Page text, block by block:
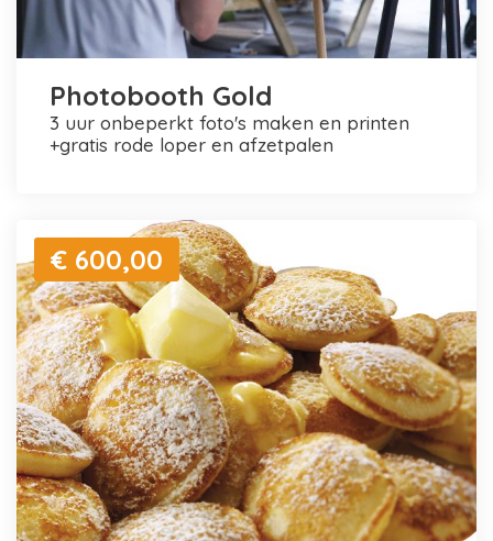
Photobooth Gold
3 uur onbeperkt foto's maken en printen
+gratis rode loper en afzetpalen
€ 600,00